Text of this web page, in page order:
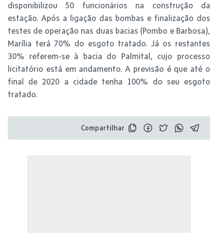
disponibilizou 50 funcionários na construção da
estação. Após a ligação das bombas e finalização dos
testes de operação nas duas bacias (Pombo e Barbosa),
Marília terá 70% do esgoto tratado. Já os restantes
30% referem-se à bacia do Palmital, cujo processo
licitatório está em andamento. A previsão é que até o
final de 2020 a cidade tenha 100% do seu esgoto
tratado.
Compartilhar